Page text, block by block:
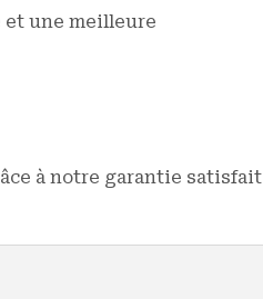
et une meilleure
à notre garantie satisfait